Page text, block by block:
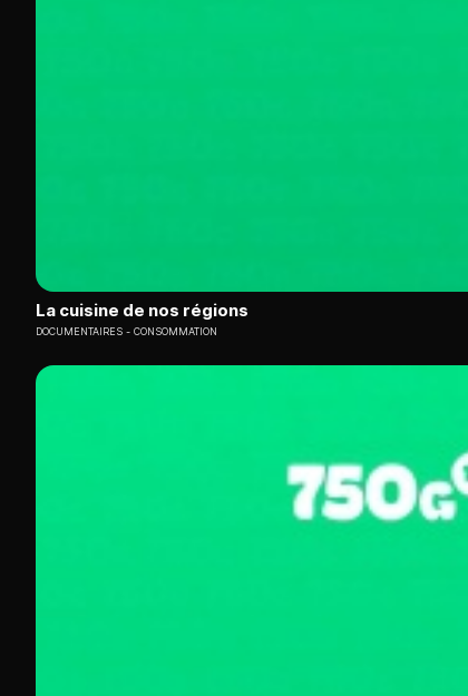
La cuisine de nos régions
DOCUMENTAIRES CONSOMMATION